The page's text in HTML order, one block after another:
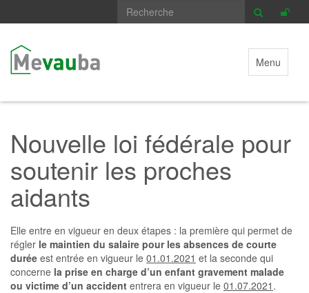
Menu
Nouvelle loi fédérale pour
soutenir les proches
aidants
Elle entre en vigueur en deux étapes : la première qui permet de
régler le maintien du salaire pour les absences de courte
durée est entrée en vigueur le 01.01.2021 et la seconde qui
concerne la prise en charge d’un enfant gravement malade
ou victime d’un accident entrera en vigueur le 01.07.2021 .